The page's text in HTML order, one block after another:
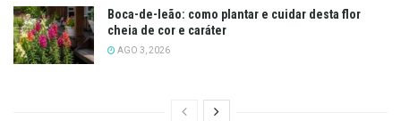
Boca-de-leão: como plantar e cuidar desta flor
cheia de cor e caráter
AGO 3, 2026